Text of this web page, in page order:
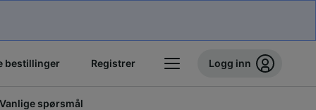
bestillinger Registrer Logg inn
Vanlige spørsmål